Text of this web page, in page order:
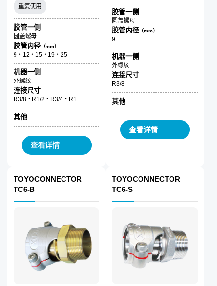
重复使用
胶管一侧
圆盖螺母
胶管内径（mm）
9・12・15・19・25
机器一侧
外螺纹
连接尺寸
R3/8・R1/2・R3/4・R1
其他
查看详情
胶管一侧
圆盖螺母
胶管内径 （mm）
9
机器一侧
外螺纹
连接尺寸
R3/8
其他
查看详情
TOYOCONNECTOR
TC6-B
TOYOCONNECTOR
TC6-S